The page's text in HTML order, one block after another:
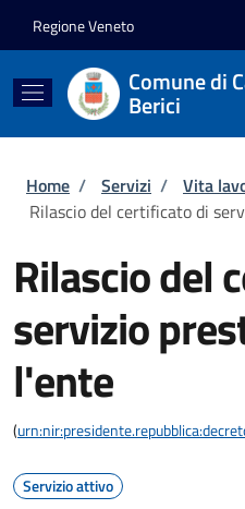
Regione Veneto
Comune di
Berici
Briciole di
Home / Servizi / Vita
Rilascio del certificato di
Rilascio del
servizio
l'ente
(
Servizio attivo